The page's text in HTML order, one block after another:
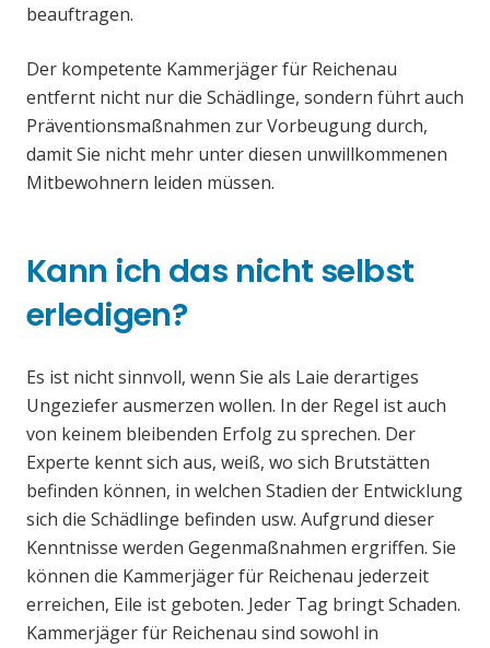
beauftragen.
Der kompetente Kammerjäger für Reichenau
entfernt nicht nur die Schädlinge, sondern führt auch
Präventionsmaßnahmen zur Vorbeugung durch,
damit Sie nicht mehr unter diesen unwillkommenen
Mitbewohnern leiden müssen.
Kann ich das nicht selbst
erledigen?
Es ist nicht sinnvoll, wenn Sie als Laie derartiges
Ungeziefer ausmerzen wollen. In der Regel ist auch
von keinem bleibenden Erfolg zu sprechen. Der
Experte kennt sich aus, weiß, wo sich Brutstätten
befinden können, in welchen Stadien der Entwicklung
sich die Schädlinge befinden usw. Aufgrund dieser
Kenntnisse werden Gegenmaßnahmen ergriffen. Sie
können die Kammerjäger für Reichenau jederzeit
erreichen, Eile ist geboten. Jeder Tag bringt Schaden.
Kammerjäger für Reichenau sind sowohl in